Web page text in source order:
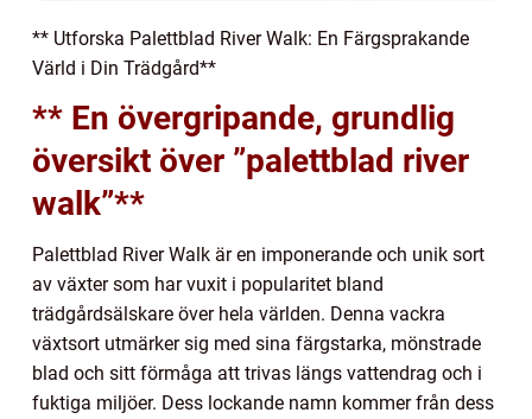
** Utforska Palettblad River Walk: En Färgsprakande
Värld i Din Trädgård**
** En övergripande, grundlig
översikt över ”palettblad river
walk”**
Palettblad River Walk är en imponerande och unik sort
av växter som har vuxit i popularitet bland
trädgårdsälskare över hela världen. Denna vackra
växtsort utmärker sig med sina färgstarka, mönstrade
blad och sitt förmåga att trivas längs vattendrag och i
fuktiga miljöer. Dess lockande namn kommer från dess